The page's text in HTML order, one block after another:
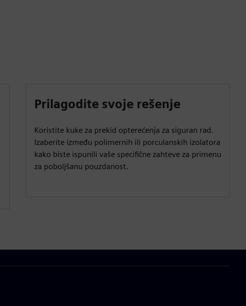
Prilagodite svoje rešenje
Koristite kuke za prekid opterećenja za siguran rad.
Izaberite između polimernih ili porculanskih izolatora
kako biste ispunili vaše specifične zahteve za primenu
za poboljšanu pouzdanost.